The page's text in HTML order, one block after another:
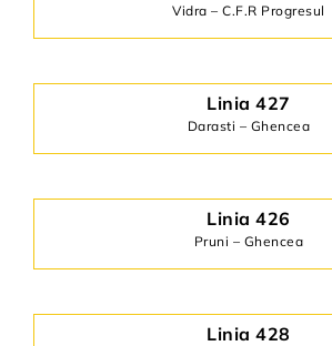
Vidra – C.F.R Progresul
Linia 427
Darasti – Ghencea
Linia 426
Pruni – Ghencea
Linia 428